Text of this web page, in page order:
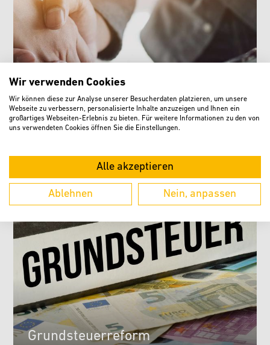
Beteiligungsberichte
Grundsteuerreform
Wir verwenden Cookies
Wir können diese zur Analyse unserer Besucherdaten platzieren, um unsere
Webseite zu verbessern, personalisierte Inhalte anzuzeigen und Ihnen ein
großartiges Webseiten-Erlebnis zu bieten. Für weitere Informationen zu den von
uns verwendeten Cookies öffnen Sie die Einstellungen.
Alle akzeptieren
Ablehnen Nein, anpassen